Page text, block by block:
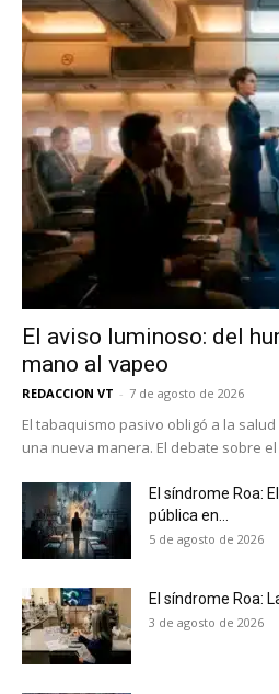
El aviso luminoso: del
mano al vapeo
REDACCION VT - 7 de agosto de 2026
El tabaquismo pasivo obligó a la
una nueva manera. El debate sobre
El síndrome Roa:
pública en...
5 de agosto de 2026
El síndrome Roa:
3 de agosto de 2026